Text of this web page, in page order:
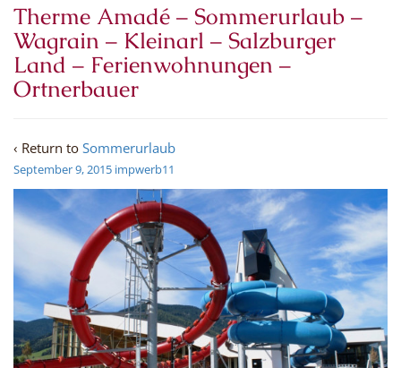
Therme Amadé – Sommerurlaub –
Wagrain – Kleinarl – Salzburger
Land – Ferienwohnungen –
Ortnerbauer
‹ Return to Sommerurlaub
September 9, 2015 impwerb11